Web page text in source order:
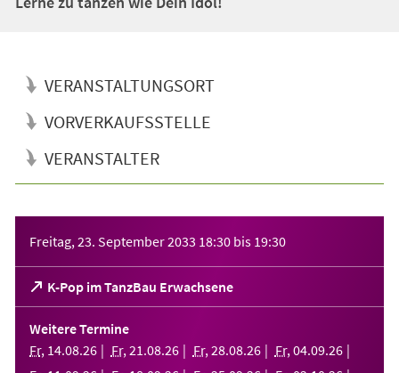
VERANSTALTUNGSORT
VORVERKAUFSSTELLE
VERANSTALTER
Freitag, 23. September 2033 18:30 bis 19:30
K-Pop im TanzBau Erwachsene
(Öffnet
in
einem
neuen
Tab)
Weitere Termine
Fr, 14.08.26 Fr, 21 .08.26 Fr, 28.08.26 Fr, 04.09.26